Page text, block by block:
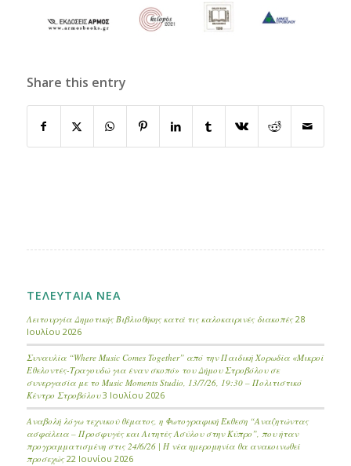
Share this entry
ΤΕΛΕΥΤΑΙΑ ΝΕΑ
Λειτουργία Δημοτικής Βιβλιοθήκης κατά τις καλοκαιρινές διακοπές 28
Ιουλίου 2026
Συναυλία “Where Music Comes Together” από την Παιδική Χορωδία «Μικροί
Εθελοντές-Τραγουδώ για έναν σκοπό» του Δήμου Στροβόλου σε
συνεργασία με το Music Moments Studio, 13/7/26, 19:30 – Πολιτιστικό
Κέντρο Στροβόλου 3 Ιουλίου 2026
Αναβολή λόγω τεχνικού θέματος, η Φωτογραφική Έκθεση “Αναζητώντας
ασφάλεια – Προσφυγές και Αιτητές Ασύλου στην Κύπρο”, που ήταν
προγραμματισμένη στις 24/6/26 | Η νέα ημερομηνία θα ανακοινωθεί
προσεχώς 22 Ιουνίου 2026